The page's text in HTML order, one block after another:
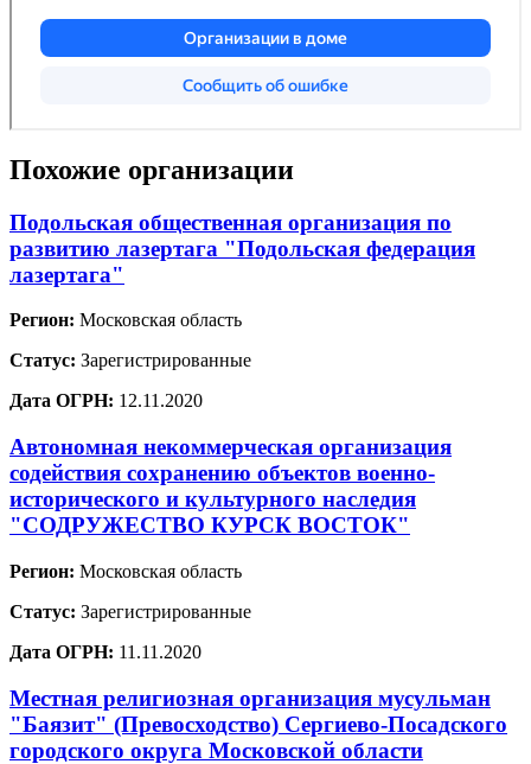
Похожие организации
Подольская общественная организация по
развитию лазертага "Подольская федерация
лазертага"
Регион: Московская область
Статус: Зарегистрированные
Дата ОГРН: 12.11.2020
Автономная некоммерческая организация
содействия сохранению объектов военно-
исторического и культурного наследия
"СОДРУЖЕСТВО КУРСК ВОСТОК"
Регион: Московская область
Статус: Зарегистрированные
Дата ОГРН: 11.11.2020
Местная религиозная организация мусульман
"Баязит" (Превосходство) Сергиево-Посадского
городского округа Московской области